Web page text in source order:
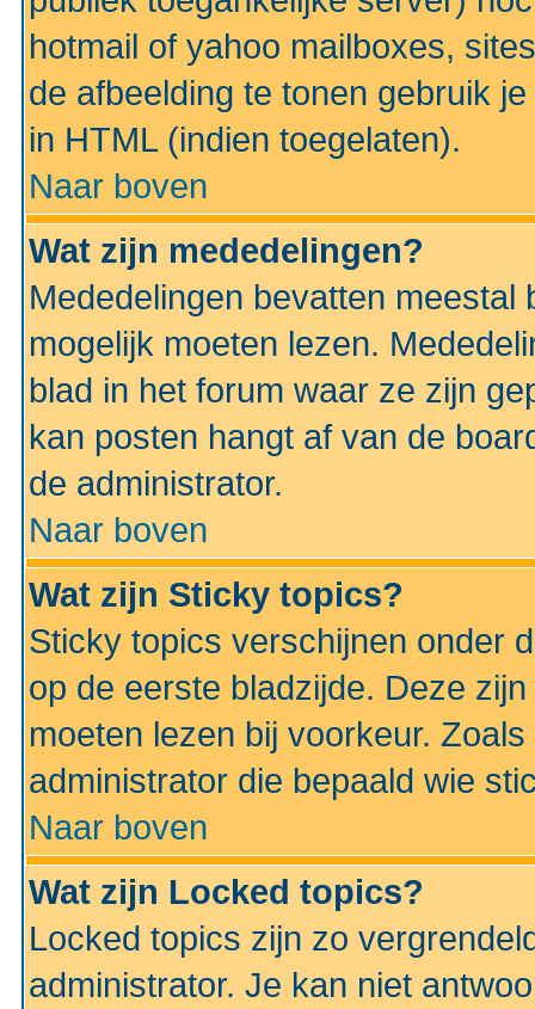
hotmail of yahoo mailboxes,
de afbeelding te tonen gebruik
in HTML (indien toegelaten).
Naar boven
Wat zijn mededelingen?
Mededelingen bevatten
mogelijk moeten lezen.
blad in het forum waar ze zijn
kan posten hangt af van de
de administrator.
Naar boven
Wat zijn Sticky topics?
Sticky topics verschijnen onder
op de eerste bladzijde. Deze
moeten lezen bij voorkeur.
administrator die bepaald wie
Naar boven
Wat zijn Locked topics?
Locked topics zijn zo
administrator. Je kan niet